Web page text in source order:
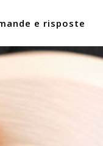
e risposte